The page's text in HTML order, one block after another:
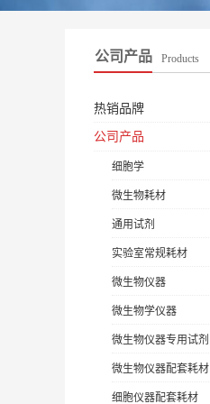
公司产品 Products
热销品牌
公司产品
细胞学
微生物耗材
通用试剂
实验室常规耗材
微生物仪器
微生物学仪器
微生物仪器专用试剂
微生物仪器配套耗材
细胞仪器配套耗材